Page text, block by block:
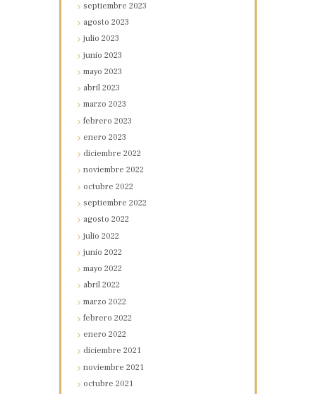
septiembre2023
agosto2023
julio2023
junio2023
mayo2023
abril2023
marzo2023
febrero2023
enero2023
diciembre2022
noviembre2022
octubre2022
septiembre2022
agosto2022
julio2022
junio2022
mayo2022
abril2022
marzo2022
febrero2022
enero2022
diciembre2021
noviembre2021
octubre2021